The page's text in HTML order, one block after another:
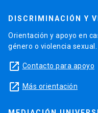
DISCRIMINACIÓN Y
Orientación y apoyo en
género o violencia sexual.
launch Contacto para apoyo
launch Más orientación